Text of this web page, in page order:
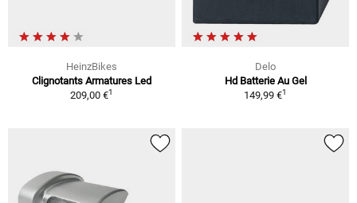
HeinzBikes
Clignotants Armatures Led
209,00 €1
Delo
Hd Batterie Au Gel
149,99 €1